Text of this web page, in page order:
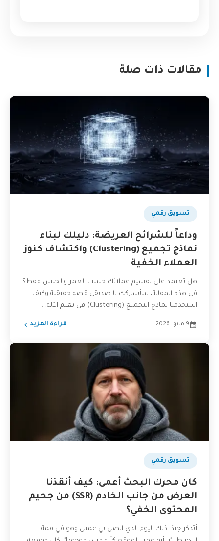
مقالات ذات صلة
تسويق رقمي
وداعاً للشرائح العريضة: دليلك لبناء
نماذج تجميع (Clustering) واكتشاف كنوز
العملاء الخفية
هل تعتمد على تقسيم عملائك حسب العمر والجنس فقط؟
في هذه المقالة، سأشاركك يا صديقي قصة حقيقية وكيف
استخدمنا نماذج التجميع (Clustering) في تعلم الآلة...
9 مايو، 2026 قراءة المزيد
تسويق رقمي
كان محرك البحث أعمى: كيف أنقذنا
العرض من جانب الخادم (SSR) من جحيم
المحتوى الخفي؟
أتذكر جيدًا ذلك اليوم الذي اتصل بي عميل وهو في قمة